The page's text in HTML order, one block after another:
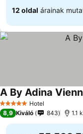
12 oldal árainak
5 KategóriaHotel
A By Adina
8,9 Kiváló 843 1.1